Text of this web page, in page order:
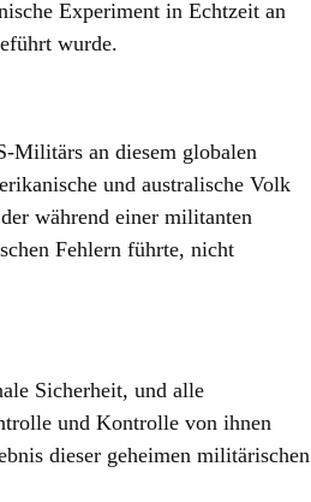
Experiment in Echtzeit an
wurde.
Militärs an diesem globalen
und australische Volk
während einer militanten
Fehlern führte, nicht
Sicherheit, und alle
und Kontrolle von ihnen
dieser geheimen militärischen